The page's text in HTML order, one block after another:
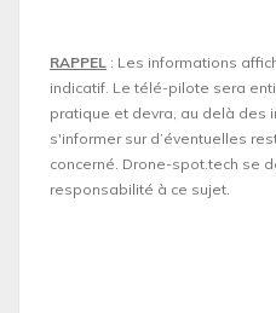
RAPPEL : Les informations
indicatif. Le télé-pilote sera
pratique et devra, au delà des
s'informer sur d’éventuelles
concerné. Drone-spot.tech se
responsabilité à ce sujet.